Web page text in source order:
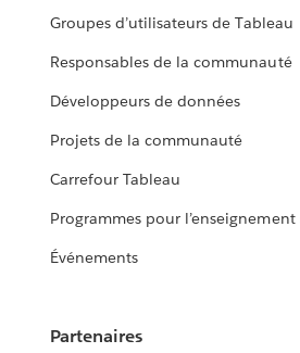
Groupes d’utilisateurs de Tableau
Responsables de la communauté
Développeurs de données
Projets de la communauté
Carrefour Tableau
Programmes pour
Événements
Partenaires